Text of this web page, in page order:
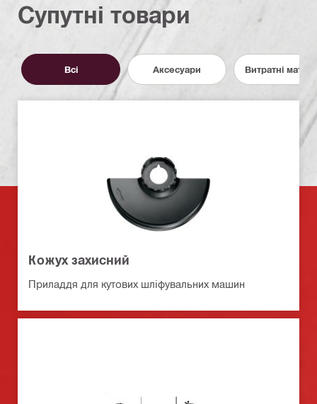
Супутні товари
Всі Аксесуари Витратні
Кожух захисний
Приладдя для кутових шліфувальних машин